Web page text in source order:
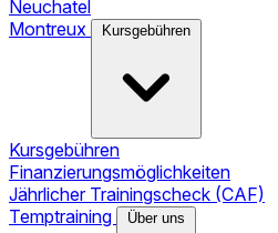
Neuchatel
Montreux
Kursgebühren
Kursgebühren
Finanzierungsmöglichkeiten
Jährlicher Trainingscheck (CAF)
Temptraining
Über uns